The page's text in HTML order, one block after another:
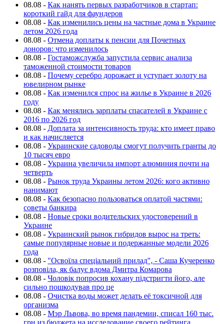
08.08 - Как нанять первых разработчиков в стартап:
короткий гайд для фаундеров
08.08 - Как изменились цены на частные дома в Украине
летом 2026 года
08.08 - Отмена доплаты к пенсии для Почетных
доноров: что изменилось
08.08 - Гостаможслужба запустила сервис анализа
таможенной стоимости товаров
08.08 - Почему серебро дорожает и уступает золоту на
ювелирном рынке
08.08 - Как изменился спрос на жилье в Украине в 2026
году
08.08 - Как менялись зарплаты спасателей в Украине с
2016 по 2026 год
08.08 - Доплата за интенсивность труда: кто имеет право
и как начисляется
08.08 - Украинские садоводы смогут получить гранты до
10 тысяч евро
08.08 - Украина увеличила импорт алюминия почти на
четверть
08.08 - Рынок труда Украины летом 2026: кого активно
нанимают
08.08 - Как безопасно пользоваться оплатой частями:
советы банкира
08.08 - Новые сроки водительских удостоверений в
Украине
08.08 - Украинский рынок гибридов вырос на треть:
самые популярные новые и подержанные модели 2026
года
08.08 - "Освоїла спеціальний прилад", - Саша Кучеренко
розповіла, як балує вдома Дмитра Комарова
08.08 - Чоловік попросив кохану підстригти його, але
сильно пошкодував про це
08.08 - Очистка воды может делать её токсичной для
организма
08.08 - Мэр Львова, во время пандемии, списал 160 тыс.
грн из бюджета на исследование своего рейтинга